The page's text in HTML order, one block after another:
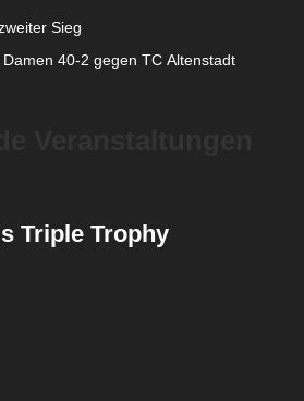
Sieg
40-2 gegen TC Altenstadt
Triple Trophy